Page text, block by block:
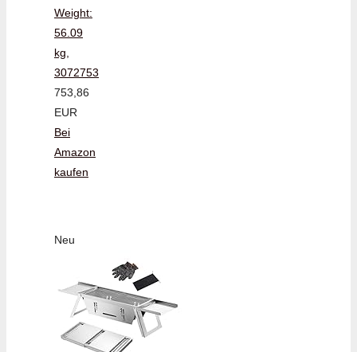
Weight:
56.09
kg,
3072753
753,86
EUR
Bei
Amazon
kaufen
Neu